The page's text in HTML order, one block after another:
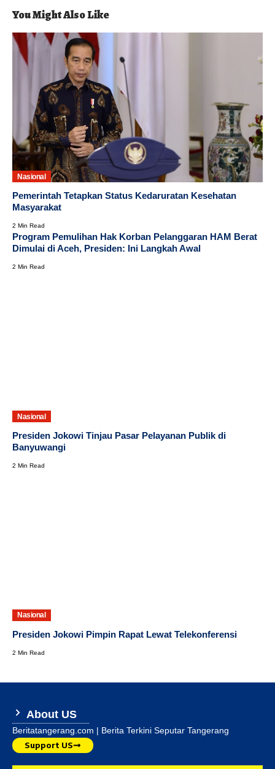
You Might Also Like
Nasional
Pemerintah Tetapkan Status Kedaruratan Kesehatan
Masyarakat
2 Min Read
Program Pemulihan Hak Korban Pelanggaran HAM Berat
Dimulai di Aceh, Presiden: Ini Langkah Awal
2 Min Read
Nasional
Presiden Jokowi Tinjau Pasar Pelayanan Publik di
Banyuwangi
2 Min Read
Nasional
Presiden Jokowi Pimpin Rapat Lewat Telekonferensi
2 Min Read
About US
Beritatangerang.com | Berita Terkini Seputar Tangerang
Support US